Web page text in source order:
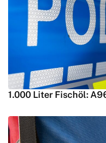
1.000 Liter Fischöl: